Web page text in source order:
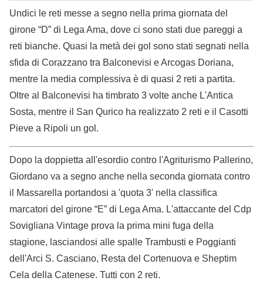
Undici le reti messe a segno nella prima giornata del
girone “D” di Lega Ama, dove ci sono stati due pareggi a
reti bianche. Quasi la metà dei gol sono stati segnati nella
sfida di Corazzano tra Balconevisi e Arcogas Doriana,
mentre la media complessiva è di quasi 2 reti a partita.
Oltre al Balconevisi ha timbrato 3 volte anche L'Antica
Sosta, mentre il San Qurico ha realizzato 2 reti e il Casotti
Pieve a Ripoli un gol.
Dopo la doppietta all'esordio contro l'Agriturismo Pallerino,
Giordano va a segno anche nella seconda giornata contro
il Massarella portandosi a 'quota 3' nella classifica
marcatori del girone “E” di Lega Ama. L'attaccante del Cdp
Sovigliana Vintage prova la prima mini fuga della
stagione, lasciandosi alle spalle Trambusti e Poggianti
dell'Arci S. Casciano, Resta del Cortenuova e Sheptim
Cela della Catenese. Tutti con 2 reti.